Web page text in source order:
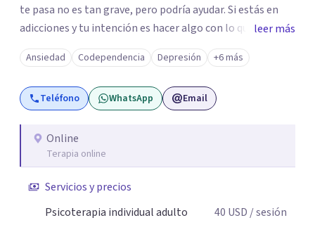
te pasa no es tan grave, pero podría ayudar. Si estás en
adicciones y tu intención es hacer algo con lo que te está
pasando. No dudes en comunicarte a fin de comenzar a
resolver la situación que está generando esa angustia.
leer más
Ansiedad Codependencia Depresión +6 más
Teléfono WhatsApp Email
Online
Terapia online
Servicios y precios
Psicoterapia individual adulto
40 USD / sesión